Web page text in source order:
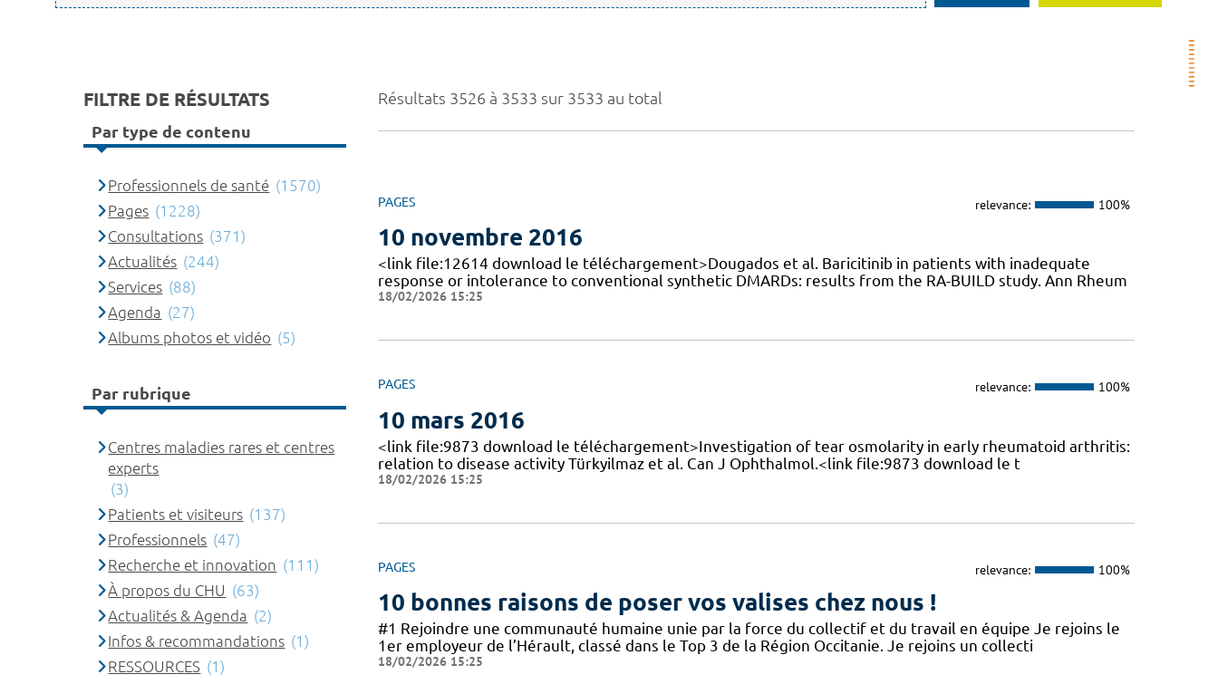
Résultats 3526 à 3533 sur 3533 au total
PAGES relevance: 100%
10 novembre 2016
<link file:12614 download le téléchargement>Dougados et al. Baricitinib in patients with inadequate
response or intolerance to conventional synthetic DMARDs: results from the RA-BUILD study. Ann Rheum
18/02/2026 15:25
PAGES relevance: 100%
10 mars 2016
<link file:9873 download le téléchargement>Investigation of tear osmolarity in early rheumatoid arthritis:
relation to disease activity Türkyilmaz et al. Can J Ophthalmol.<link file:9873 download le t
18/02/2026 15:25
PAGES relevance: 100%
10 bonnes raisons de poser vos valises chez nous !
#1 Rejoindre une communauté humaine unie par la force du collectif et du travail en équipe Je rejoins le
1er employeur de l’Hérault, classé dans le Top 3 de la Région Occitanie. Je rejoins un collecti
18/02/2026 15:25
FILTRE DE RÉSULTATS
Par type de contenu
Professionnels de santé (1570)
Pages (1228)
Consultations (371)
Actualités (244)
Services (88)
Agenda (27)
Albums photos et vidéo (5)
Par rubrique
Centres maladies rares et centres
experts
(3)
Patients et visiteurs (137)
Professionnels (47)
Recherche et innovation (111)
À propos du CHU (63)
Actualités & Agenda (2)
Infos & recommandations (1)
RESSOURCES (1)